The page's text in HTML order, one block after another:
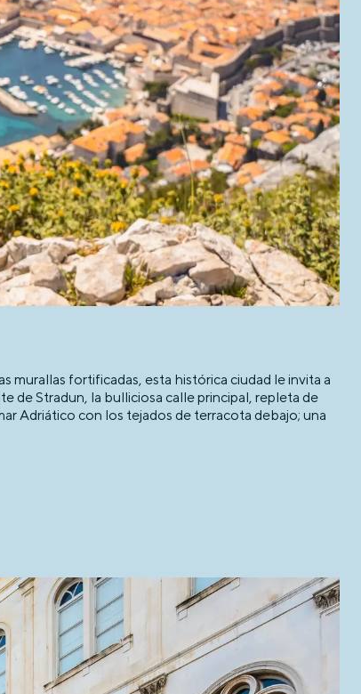
murallas fortificadas, esta histórica ciudad le invita a
de Stradun, la bulliciosa calle principal, repleta de
Adriático con los tejados de terracota debajo; una